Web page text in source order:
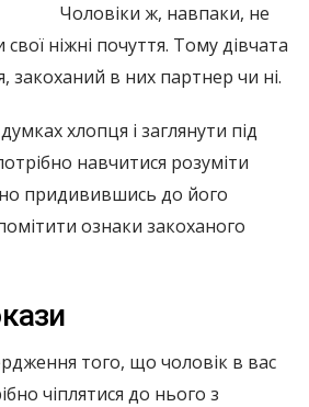
Чоловіки ж, навпаки, не
ніжні почуття. Тому дівчата
закоханий в них партнер чи ні.
хлопця і заглянути під
навчитися розуміти
придивившись до його
ознаки закоханого
того, що чоловік в вас
чіплятися до нього з